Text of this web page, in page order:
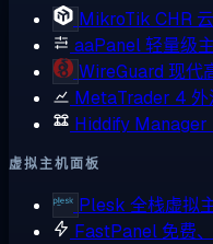
MikroTik CHR
aaPanel轻量级
WireGuard 现代
MetaTrader 4 外
Hiddify Manager
虚拟主机面板
Plesk 全栈虚拟
FastPanel 免费